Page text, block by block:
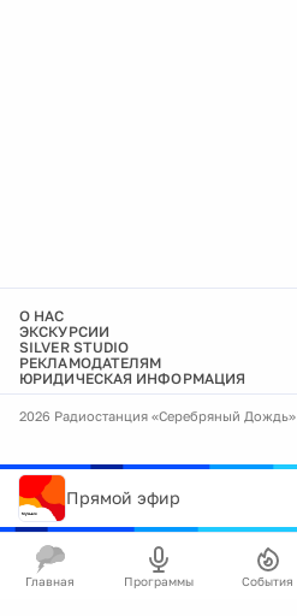
О НАС
ЭКСКУРСИИ
SILVER STUDIO
РЕКЛАМОДАТЕЛЯМ
ЮРИДИЧЕСКАЯ ИНФОРМАЦИЯ
2026 Радиостанция «Серебряный Дождь»
Прямой эфир
Главная Программы События